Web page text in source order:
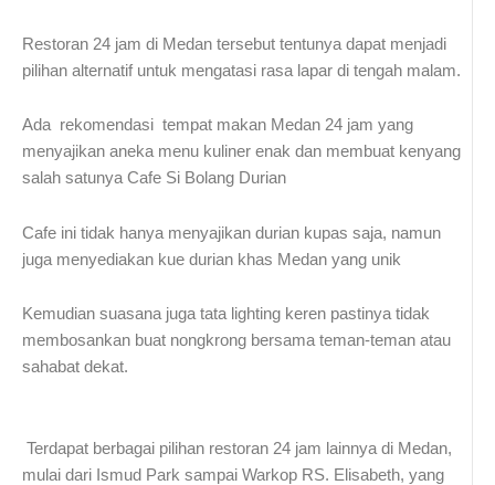
Restoran 24 jam di Medan tersebut tentunya dapat menjadi
pilihan alternatif untuk mengatasi rasa lapar di tengah malam.
Ada rekomendasi tempat makan Medan 24 jam yang
menyajikan aneka menu kuliner enak dan membuat kenyang
salah satunya Cafe Si Bolang Durian
Cafe ini tidak hanya menyajikan durian kupas saja, namun
juga menyediakan kue durian khas Medan yang unik
Kemudian suasana juga tata lighting keren pastinya tidak
membosankan buat nongkrong bersama teman-teman atau
sahabat dekat.
Terdapat berbagai pilihan restoran 24 jam lainnya di Medan,
mulai dari Ismud Park sampai Warkop RS. Elisabeth, yang